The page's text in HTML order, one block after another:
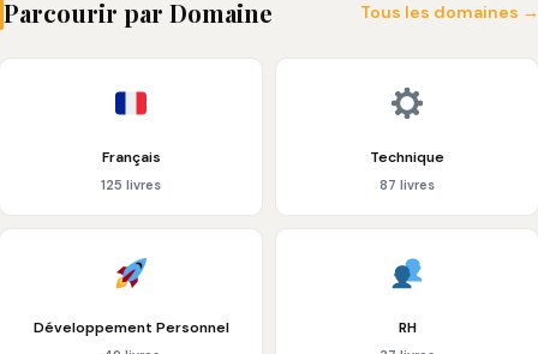
Parcourir par Domaine Tous les domaines →
Français
125 livres
Technique
87 livres
Développement Personnel RH